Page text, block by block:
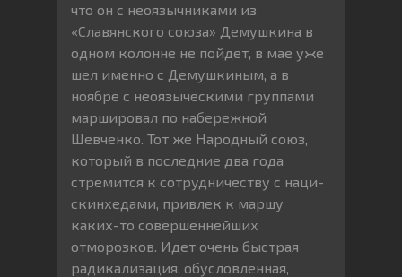
что он с неоязычниками из
«Славянского союза» Демушкина в
одном колонне не пойдет, в мае уже
шел именно с Демушкиным, а в
ноябре с неоязыческими группами
маршировал по набережной
Шевченко. Тот же Народный союз,
который в последние два года
стремится к сотрудничеству с наци-
скинхедами, привлек к маршу
каких-то совершеннейших
отморозков. Идет очень быстрая
радикализация, обусловленная,